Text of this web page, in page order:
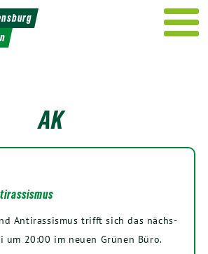
AK
Anti­ras­sis­mus trifft sich das nächs­
um 20:00 im neu­en Grü­nen Büro.